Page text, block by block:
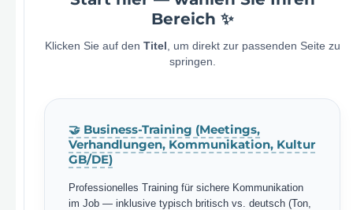
Bereich ✨
Klicken Sie auf den Titel
, um direkt zur passenden Seite zu
springen.
🤝 Business-Training (Meetings,
Verhandlungen, Kommunikation, Kultur
GB/DE)
Professionelles Training für sichere Kommunikation
im Job — inklusive typisch britisch vs. deutsch (Ton,